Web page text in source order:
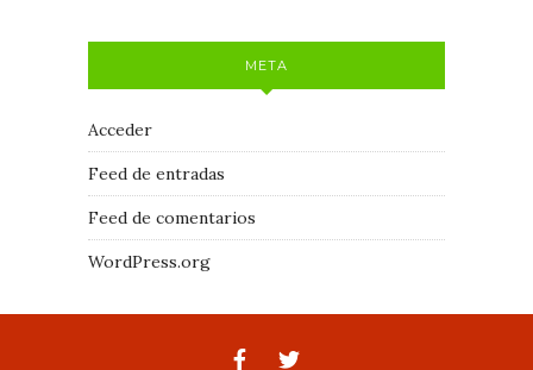
META
Acceder
Feed de entradas
Feed de comentarios
WordPress.org